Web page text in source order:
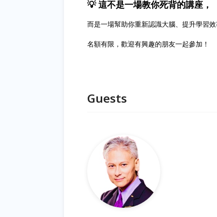
💡 這不是一場教你死背的講座，
而是一場幫助你重新認識大腦、提升學習效
名額有限，歡迎有興趣的朋友一起參加！
Guests